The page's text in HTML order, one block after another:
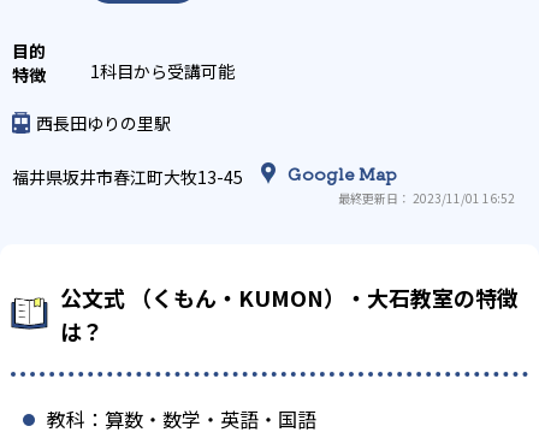
1科目から受講可能
西長田ゆりの里駅
福井県坂井市春江町大牧13-45 Google Map
最終更新日： 2023/11/01 16:52
公文式 （くもん・KUMON）・大石教室の特徴
は？
教科：算数・数学・英語・国語